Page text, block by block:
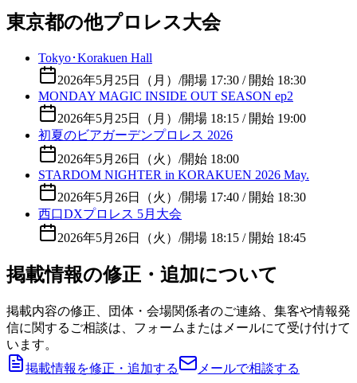
東京都の他プロレス大会
Tokyo･Korakuen Hall
2026年5月25日（月） /開場 17:30 / 開始 18:30
MONDAY MAGIC INSIDE OUT SEASON ep2
2026年5月25日（月） /開場 18:15 / 開始 19:00
初夏のビアガーデンプロレス 2026
2026年5月26日（火） /開始 18:00
STARDOM NIGHTER in KORAKUEN 2026 May.
2026年5月26日（火） /開場 17:40 / 開始 18:30
西口DXプロレス 5月大会
2026年5月26日（火） /開場 18:15 / 開始 18:45
掲載情報の修正・追加について
掲載内容の修正、団体・会場関係者のご連絡、集客や情報発
信に関するご相談は、フォームまたはメールにて受け付けて
います。
掲載情報を修正・追加する
メールで相談する